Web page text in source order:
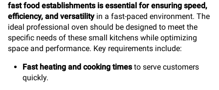
fast food establishments is essential for ensuring speed,
efficiency, and versatilityin a fast-paced environment. The
ideal professional oven should be designed to meet the
specific needs of these small kitchens while optimizing
space and performance. Key requirements include:
Fast heating and cooking timesto serve customers
quickly.